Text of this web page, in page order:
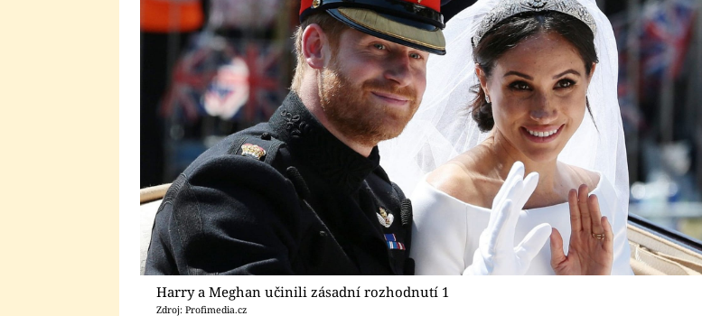
Harry a Meghan učinili zásadní rozhodnutí 1
Zdroj: Profimedia.cz